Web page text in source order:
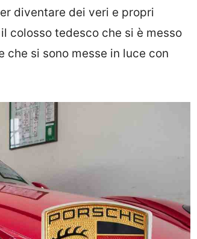
diventare dei veri e propri
colosso tedesco che si è messo
si sono messe in luce con